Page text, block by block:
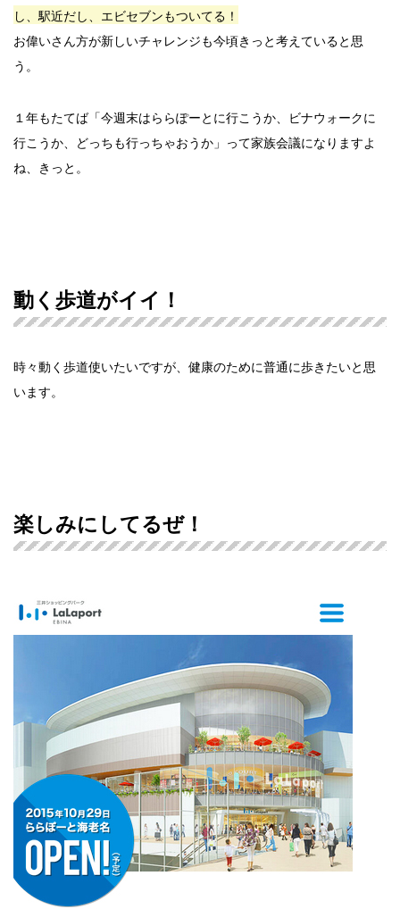
し、駅近だし、エビセブンもついてる！
お偉いさん方が新しいチャレンジも今頃きっと考えていると思
う。
１年もたてば「今週末はららぽーとに行こうか、ビナウォークに
行こうか、どっちも行っちゃおうか」って家族会議になりますよ
ね、きっと。
動く歩道がイイ！
時々動く歩道使いたいですが、健康のために普通に歩きたいと思
います。
楽しみにしてるぜ！